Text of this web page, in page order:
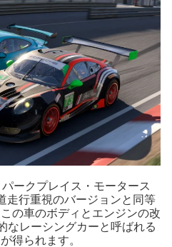
ークプレイス・モータース
走行重視のバージョンと同等
の車のボディとエンジンの改
なレーシングカーと呼ばれる
得られます。